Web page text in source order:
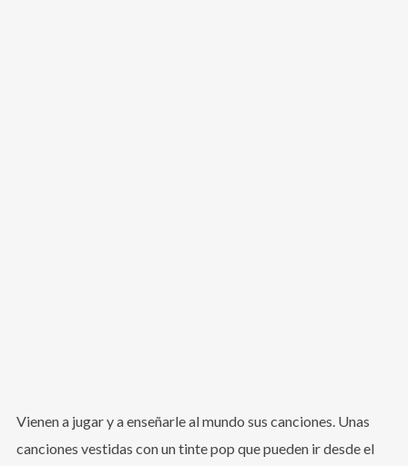
Vienen a jugar y a enseñarle al mundo sus canciones. Unas
canciones vestidas con un tinte pop que pueden ir desde el